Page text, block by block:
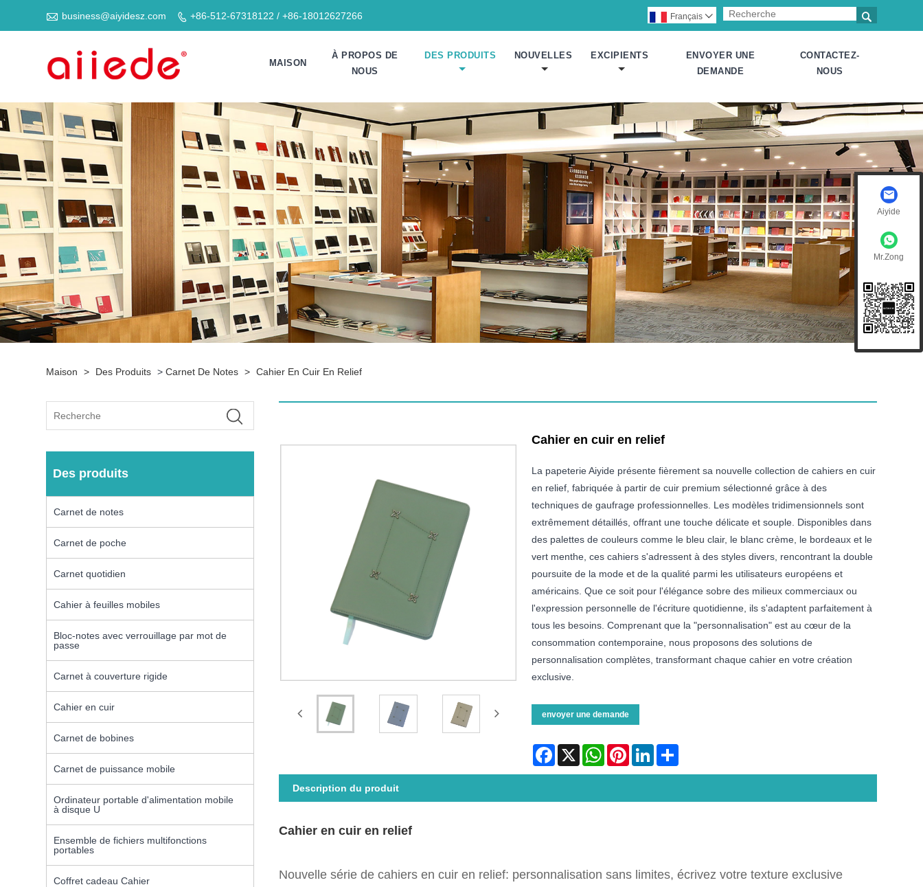
 business@aiyidesz.com  +86-512-67318122 / +86-18012627266 
Français 
MAISON
À PROPOS DE
NOUS
DES PRODUITS NOUVELLES EXCIPIENTS
ENVOYER UNE
DEMANDE
CONTACTEZ-
NOUS
Maison > Des Produits >Carnet De Notes > Cahier En Cuir En Relief
Des produits
Carnet de notes
Carnet de poche
Carnet quotidien
Cahier à feuilles mobiles
Bloc-notes avec verrouillage par mot de
passe
Carnet à couverture rigide
Cahier en cuir
Carnet de bobines
Carnet de puissance mobile
Ordinateur portable d'alimentation mobile
à disque U
Ensemble de fichiers multifonctions
portables
Coffret cadeau Cahier
Cahier en cuir en relief
La papeterie Aiyide présente fièrement sa nouvelle collection de cahiers en cuir
en relief, fabriquée à partir de cuir premium sélectionné grâce à des
techniques de gaufrage professionnelles. Les modèles tridimensionnels sont
extrêmement détaillés, offrant une touche délicate et souple. Disponibles dans
des palettes de couleurs comme le bleu clair, le blanc crème, le bordeaux et le
vert menthe, ces cahiers s'adressent à des styles divers, rencontrant la double
poursuite de la mode et de la qualité parmi les utilisateurs européens et
américains. Que ce soit pour l'élégance sobre des milieux commerciaux ou
l'expression personnelle de l'écriture quotidienne, ils s'adaptent parfaitement à
tous les besoins. Comprenant que la "personnalisation" est au cœur de la
consommation contemporaine, nous proposons des solutions de
personnalisation complètes, transformant chaque cahier en votre création
exclusive.
envoyer une demande
Facebook
X WhatsAppPinterestLinkedInShare
Description du produit
Cahier en cuir en relief
Nouvelle série de cahiers en cuir en relief: personnalisation sans limites, écrivez votre texture exclusive
Aiyide
Mr.Zong